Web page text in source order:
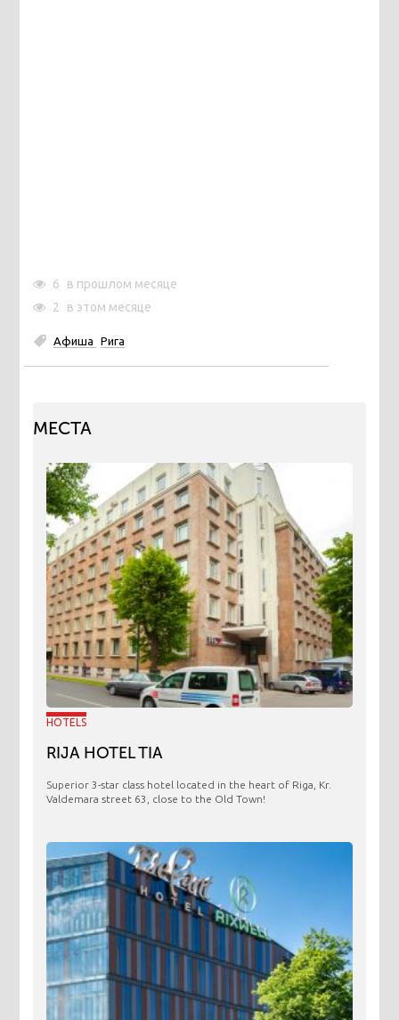
6
в прошлом месяце
2
в этом месяце
Афиша Рига
МЕСТА
HOTELS
RIJA HOTEL TIA
Superior 3-star class hotel located in the heart of Riga, Kr.
Valdemara street 63, close to the Old Town!